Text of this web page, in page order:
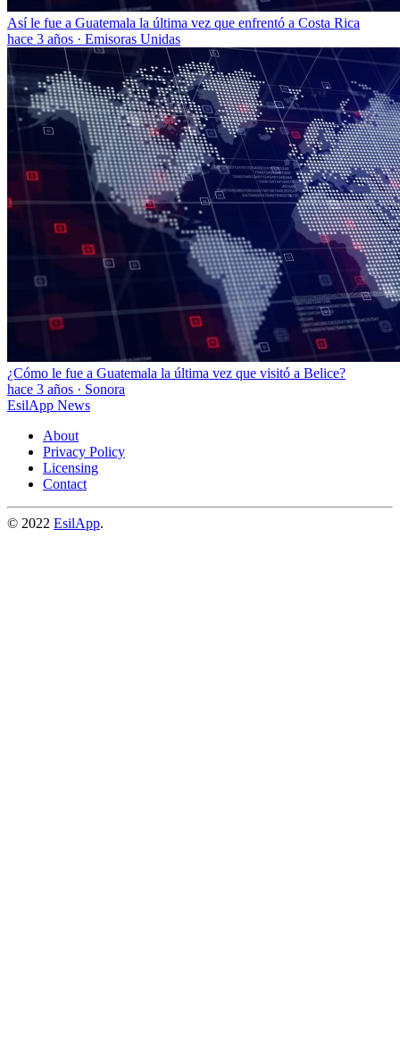
Así le fue a Guatemala la última vez que enfrentó a Costa Rica
hace 3 años · Emisoras Unidas
¿Cómo le fue a Guatemala la última vez que visitó a Belice?
hace 3 años · Sonora
EsilApp News
About
Privacy Policy
Licensing
Contact
© 2022 EsilApp.